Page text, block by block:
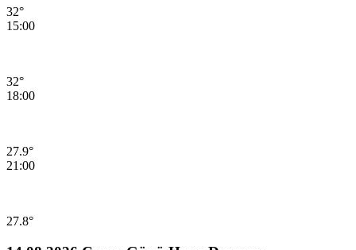
32°
15:00
32°
18:00
27.9°
21:00
27.8°